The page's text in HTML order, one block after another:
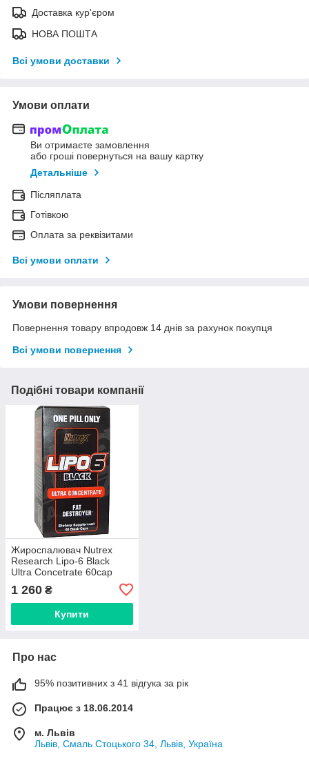
Доставка кур'єром
НОВА ПОШТА
Всі умови доставки
Умови оплати
Ви отримаєте замовлення
або гроші повернуться на вашу картку
Детальніше
Післяплата
Готівкою
Оплата за реквізитами
Всі умови оплати
Умови повернення
Повернення товару впродовж 14 днів за рахунок покупця
Всі умови повернення
Подібні товари компанії
Жироспалювач Nutrex
Research Lipo-6 Black
Ultra Concetrate 60cap
1 260 ₴
Купити
Про нас
95% позитивних з 41 відгука за рік
Працює з 18.06.2014
м. Львів
Львів, Смаль Стоцького 34, Львів, Україна